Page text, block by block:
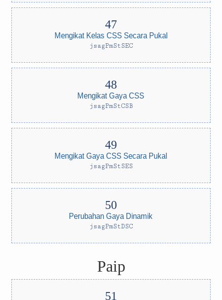
Mengikat Kelas CSS Secara Pukal
jsagPmStSEC
Mengikat Gaya CSS
jsagPmStCSB
Mengikat Gaya CSS Secara Pukal
jsagPmStSES
Perubahan Gaya Dinamik
jsagPmStDSC
Paip